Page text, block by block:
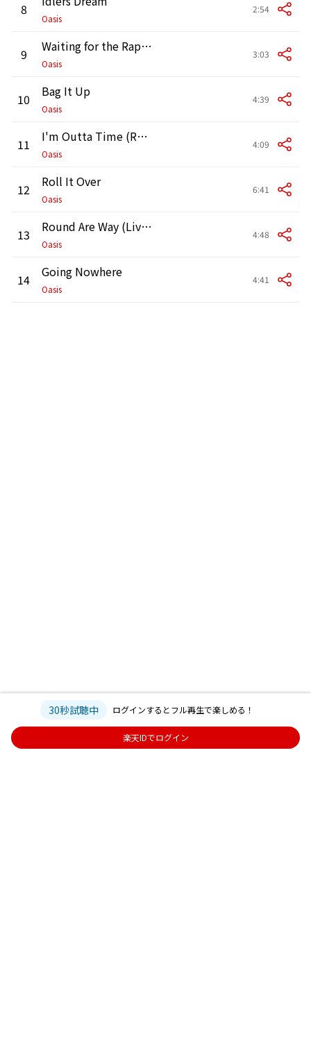
8
Oasis
2:54
9 Waiting for the Rapture
Oasis
3:03
10 Bag It Up
Oasis
4:39
11 I'm Outta Time (Remastered)
Oasis
4:09
12 Roll It Over
Oasis
6:41
13 Round Are Way (Live at Knebworth, 10 August '96)
Oasis
4:48
14 Going Nowhere
Oasis
4:41
30秒試聴中 ログインするとフル再生で楽しめる！
楽天IDでログイン